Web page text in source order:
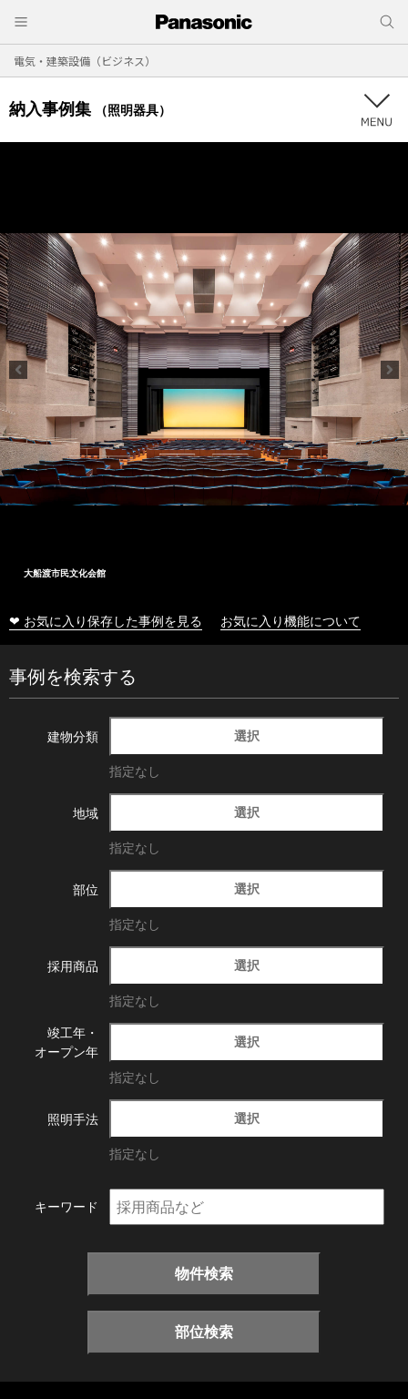
電気・建築設備（ビジネス）
納入事例集 （照明器具）
十和田市総合体育センター
❤ お気に入り保存した事例を見る お気に入り機能について
事例を検索する
建物分類 選択
指定なし
地域 選択
指定なし
部位 選択
指定なし
採用商品 選択
指定なし
竣工年・
オープン年
選択
指定なし
照明手法 選択
指定なし
キーワード
物件検索
部位検索